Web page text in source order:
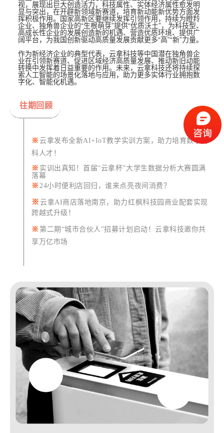
视，展现出巨大创造活力，科技属性、实体经济属性愈发明
显与突出，在开辟新领域新赛道，培育新动能新优势方面发
挥积极作用。国家高新区要继续发挥引领作用，持续为瞪羚
企业、独角兽企业的“生根萌芽”提供“优质沃土”，为科技型、
高成长性企业的发展创造新的机遇、营造优质环境、提供广
阔平台，为我国创新驱动高质量发展贡献更多“高”“新”力量。
作为新经济企业的典型代表，云拿科技等中国潜在独角兽企
业在引领新赛道、促进区域经济高质量发展、推动新旧动能
转换中发挥着日益重要的作用。未来，云拿科技还将持续探
索人工智能的场景化落地与应用，助力更多实体行业拥抱数
字化、智能化机遇。
往期回顾
※ 云拿发布全新AI+IoT教学实训方案，助力培育数字商
科人才！
※ 实训出真知！首届“云拿杯”大学生数据分析大赛圆满
落幕
※ 24小时便利店回归，谁来点亮夜间消费？
※ 云拿AI商店落地南京，助力红枫科技园商业配套实现
跨越式升级！
※ 第二期“城市合伙人”招募计划启动！云拿科技邀你共
享万亿市场